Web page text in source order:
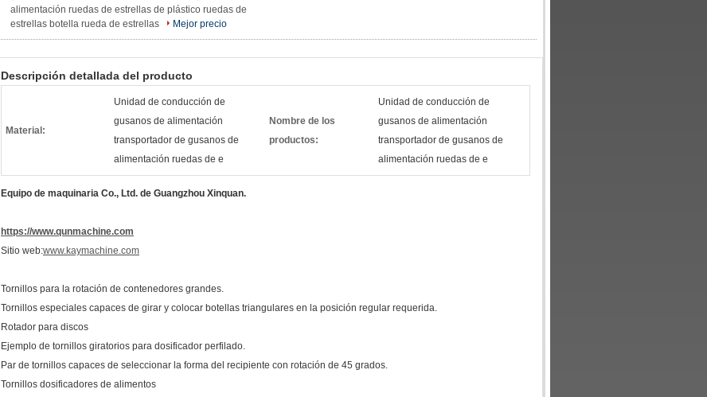
alimentación ruedas de estrellas de plástico ruedas de
estrellas botella rueda de estrellas
Mejor precio
Descripción detallada del producto
Material:
Unidad de conducción de
gusanos de alimentación
transportador de gusanos de
alimentación ruedas de e
Nombre de los
productos:
Unidad de conducción de
gusanos de alimentación
transportador de gusanos de
alimentación ruedas de e
Equipo de maquinaria Co., Ltd. de Guangzhou Xinquan.
https://www.qunmachine.com
Sitio web:www.kaymachine.com
Tornillos para la rotación de contenedores grandes.
Tornillos especiales capaces de girar y colocar botellas triangulares en la posición regular requerida.
Rotador para discos
Ejemplo de tornillos giratorios para dosificador perfilado.
Par de tornillos capaces de seleccionar la forma del recipiente con rotación de 45 grados.
Tornillos dosificadores de alimentos